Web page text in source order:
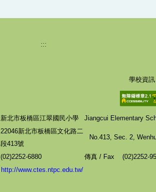
:::
學校資訊
新北市板橋區江翠國民小學 Jiangcui Elementary
22046新北市板橋區文化路二
段413號
No.413, Sec. 2,
(02)2252-6880
傳真 / Fax (02)2252-
http://www.ctes.ntpc.edu.tw/